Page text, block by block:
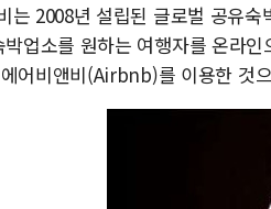
는 2008년 설립된 글로벌 공유
업소를 원하는 여행자를 온라
어비앤비(Airbnb)를 이용한 것